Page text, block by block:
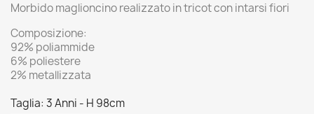
Morbido maglioncino realizzato in tricot con intarsi fiori
Composizione:
92% poliammide
6% poliestere
2% metallizzata
Taglia: 3 Anni - H 98cm